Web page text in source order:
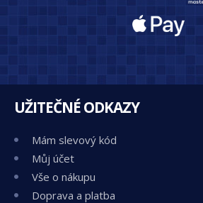
UŽITEČNÉ ODKAZY
Mám slevový kód
Můj účet
Vše o nákupu
Doprava a platba